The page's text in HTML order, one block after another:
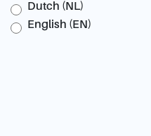
Dutch (NL)
English (EN)